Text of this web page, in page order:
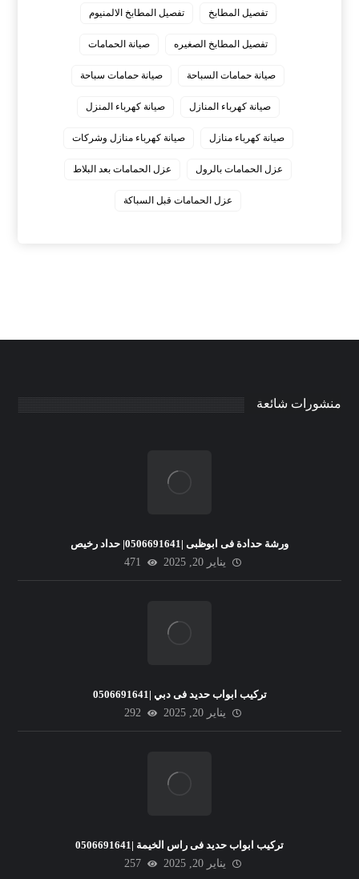
تفصيل المطابخ تفصيل المطابخ الالمنيوم
تفصيل المطابخ الصغيره صيانة الحمامات
صيانة حمامات السباحة صيانة حمامات سباحة
صيانة كهرباء المنازل صيانة كهرباء المنزل
صيانة كهرباء منازل صيانة كهرباء منازل وشركات
عزل الحمامات بالرول عزل الحمامات بعد البلاط
عزل الحمامات قبل السباكة
منشورات شائعة
ورشة حدادة فى ابوظبى |0506691641| حداد رخيص
يناير 20, 2025
471
تركيب ابواب حديد فى دبي |0506691641
يناير 20, 2025
292
تركيب ابواب حديد فى راس الخيمة |0506691641
يناير 20, 2025
257